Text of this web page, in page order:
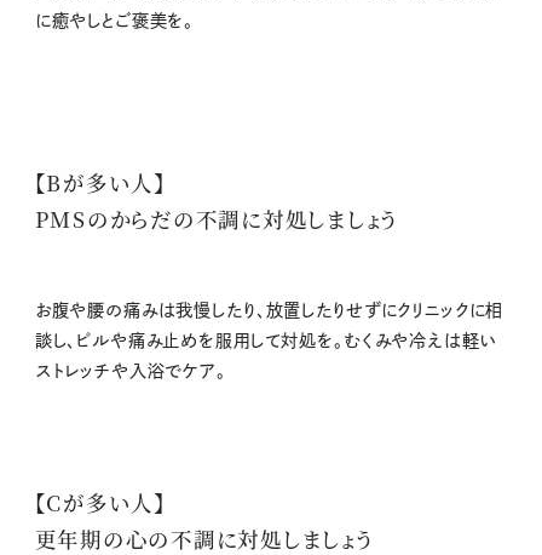
に癒やしとご褒美を。
【Bが多い人】
PMSのからだの不調に対処しましょう
お腹や腰の痛みは我慢したり、放置したりせずにクリニックに相
談し、ピルや痛み止めを服用して対処を。むくみや冷えは軽い
ストレッチや入浴でケア。
【Cが多い人】
更年期の心の不調に対処しましょう